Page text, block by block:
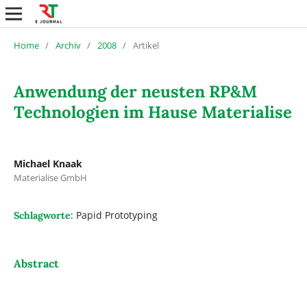
Home / Archiv / 2008 / Artikel
Anwendung der neusten RP&M
Technologien im Hause Materialise
Michael Knaak
Materialise GmbH
Schlagworte: Papid Prototyping
Abstract